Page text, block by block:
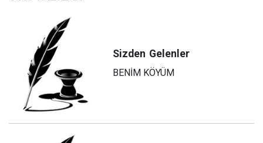
Sizden Gelenler
BENİM KÖYÜM